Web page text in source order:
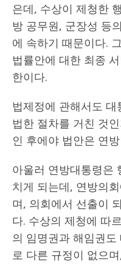
은데, 수상이 제청한
방 공무원, 군장성 등
에 속하기 때문이다.
법률안에 대한 최종
한이다.
법제정에 관해서도
법한 절차를 거친 것
인 후에야 법안은 연
아울러 연방대통령은
치게 되는데, 연방의
며, 의회에서 선출이
다. 수상의 제청에 따
의 임명권과 해임권
로 다른 규정이 없으